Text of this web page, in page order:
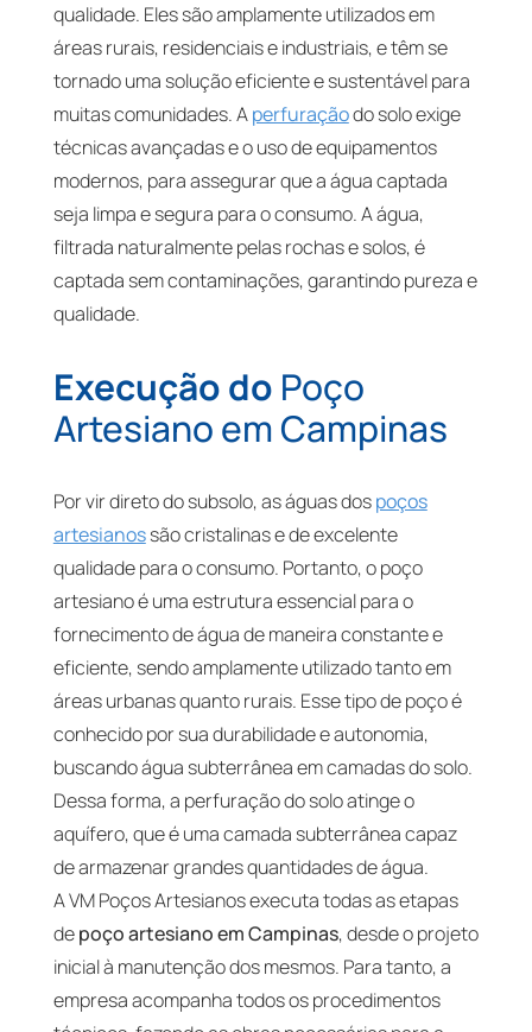
qualidade. Eles são amplamente utilizados em
áreas rurais, residenciais e industriais, e têm se
tornado uma solução eficiente e sustentável para
muitas comunidades. Aperfuraçãodo solo exige
técnicas avançadas e o uso de equipamentos
modernos, para assegurar que a água captada
seja limpa e segura para o consumo. A água,
filtrada naturalmente pelas rochas e solos, é
captada sem contaminações, garantindo pureza e
qualidade.
Execução do Poço
Artesiano em Campinas
Por vir direto do subsolo, as águas dospoços
artesianossão cristalinas e de excelente
qualidade para o consumo. Portanto, o poço
artesiano é uma estrutura essencial para o
fornecimento de água de maneira constante e
eficiente, sendo amplamente utilizado tanto em
áreas urbanas quanto rurais. Esse tipo de poço é
conhecido por sua durabilidade e autonomia,
buscando água subterrânea em camadas do solo.
Dessa forma, a perfuração do solo atinge o
aquífero, que é uma camada subterrânea capaz
de armazenar grandes quantidades de água.
A VM Poços Artesianos executa todas as etapas
depoço artesiano em Campinas, desde o projeto
inicial à manutenção dos mesmos. Para tanto, a
empresa acompanha todos os procedimentos